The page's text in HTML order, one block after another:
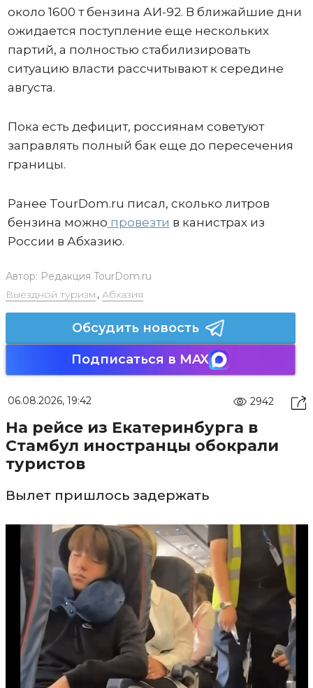
около 1600 т бензина АИ-92. В ближайшие дни
ожидается поступление еще нескольких
партий, а полностью стабилизировать
ситуацию власти рассчитывают к середине
августа.
Пока есть дефицит, россиянам советуют
заправлять полный бак еще до пересечения
границы.
Ранее TourDom.ru писал, сколько литров
бензина можно провезти в канистрах из
России в Абхазию.
Автор: Редакция TourDom.ru
Выездной туризм , Абхазия
Обсудить новость
Подписаться в MAX
06.08.2026, 19:42 2942
На рейсе из Екатеринбурга в
Стамбул иностранцы обокрали
туристов
Вылет пришлось задержать